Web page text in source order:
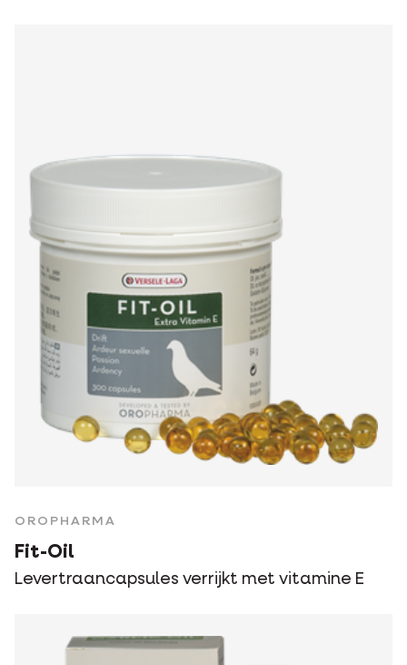
OROPHARMA
Fit-Oil
Levertraancapsules verrijkt met vitamine E